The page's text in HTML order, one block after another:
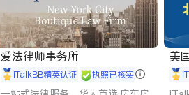
爱法律师事务所
iTalkBB精英认证 执照已核实
美